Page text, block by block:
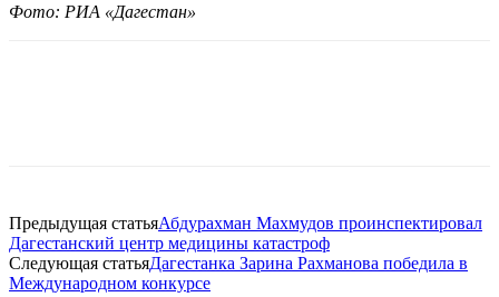
Фото: РИА «Дагестан»
Предыдущая статьяАбдурахман Махмудов проинспектировал
Дагестанский центр медицины катастроф
Следующая статьяДагестанка Зарина Рахманова победила в
Международном конкурсе